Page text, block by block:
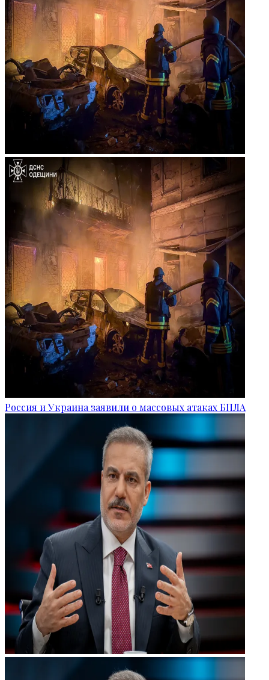
Россия и Украина заявили о массовых атаках БПЛА